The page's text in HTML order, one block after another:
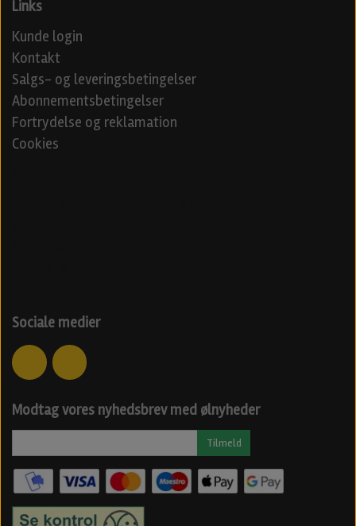
Links
Kunde login
Kontakt
Salgs- og leveringsbetingelser
Abonnementsbetingelser
Fortrydelse og reklamation
Cookies
Sociale medier
Modtag vores nyhedsbrev med ølnyheder
Tilmeld